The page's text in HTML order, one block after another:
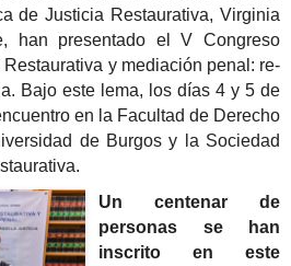
de Justicia Restaurativa, Virginia
han presentado el V Congreso
Restaurativa y mediación penal: re-
Bajo este lema, los días 4 y 5 de
en la Facultad de Derecho
de Burgos y la Sociedad
Un centenar de
personas se han
inscrito en este